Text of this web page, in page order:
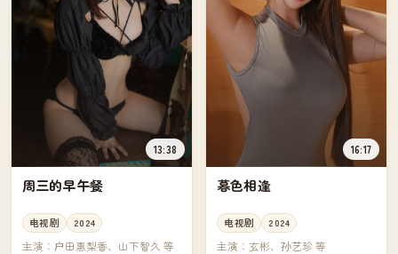
13:38
周三的早午餐
电视剧 2024
主演： 户田惠梨香、山下智久 等
16:17
暮色相逢
电视剧 2024
主演：玄彬、孙艺珍 等